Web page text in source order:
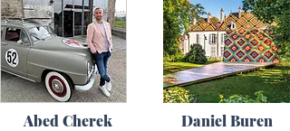
Abed Cherek Daniel Buren